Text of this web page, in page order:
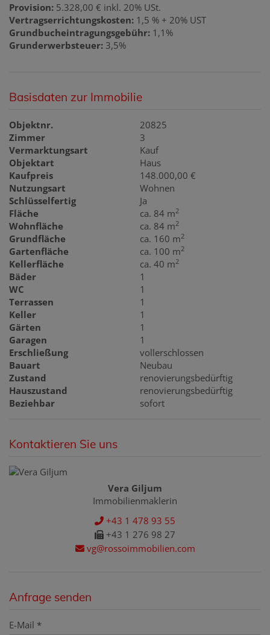
Provision: 5.328,00 € inkl. 20% USt.
Vertragserrichtungskosten: 1,5 % + 20% UST
Grundbucheintragungsgebühr: 1,1%
Grunderwerbsteuer: 3,5%
Basisdaten zur Immobilie
Objektnr.
20825
Zimmer
3
Vermarktungsart
Kauf
Objektart
Haus
Kaufpreis
148.000,00 €
Nutzungsart
Wohnen
Schlüsselfertig
Ja
Fläche
ca. 84 m2
Wohnfläche ca. 84 m2
Grundfläche ca. 160 m2
Gartenfläche ca. 100 m2
Kellerfläche ca. 40 m2
Bäder
1
WC
1
Terrassen
1
Keller
1
Gärten
1
Garagen
1
Erschließung
vollerschlossen
Bauart
Neubau
Zustand
renovierungsbedürftig
Hauszustand
renovierungsbedürftig
Beziehbar
sofort
Kontaktieren Sie uns
Vera Giljum
Immobilienmaklerin
+43 1 478 93 55
+43 1 276 98 27
vg@rossoimmobilien.com
Anfrage senden
E-Mail